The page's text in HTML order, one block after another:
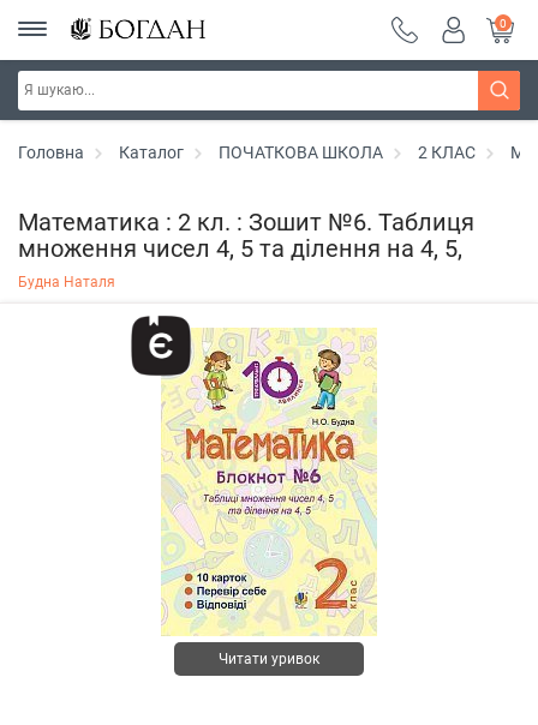
0
Головна Каталог ПОЧАТКОВА ШКОЛА 2 КЛАС
Математика : 2 кл. : Зошит №6. Таблиця
множення чисел 4, 5 та ділення на 4, 5,
Будна Наталя
Читати уривок